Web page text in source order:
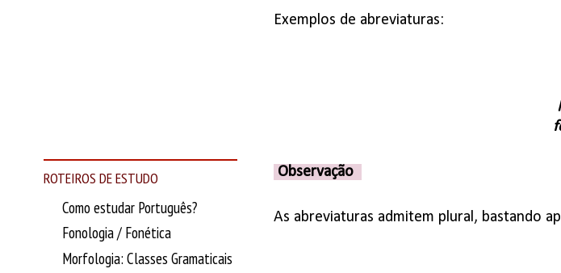
Exemplos de abreviaturas:
Observação
As abreviaturas admitem plural, bastando
ROTEIROS DE ESTUDO
Como estudar Português?
Fonologia / Fonética
Morfologia: Classes Gramaticais